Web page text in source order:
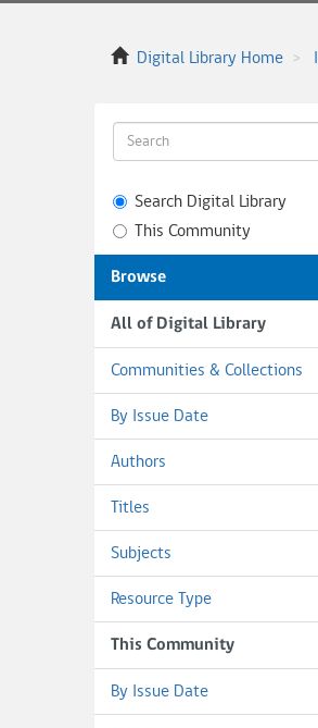
Digital Library Home
Search Digital Library
This Community
Browse
All of Digital Library
Communities & Collections
By Issue Date
Authors
Titles
Subjects
Resource Type
This Community
By Issue Date